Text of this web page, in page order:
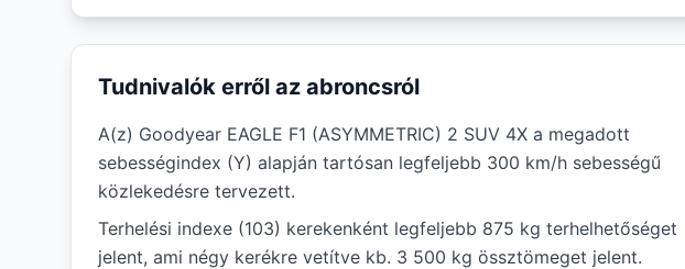
Tudnivalók erről az abroncsról
A(z) Goodyear EAGLE F1 (ASYMMETRIC) 2 SUV 4X a megadott
sebességindex (Y) alapján tartósan legfeljebb 300 km/h sebességű
közlekedésre tervezett.
Terhelési indexe (103) kerekenként legfeljebb 875 kg terhelhetőséget
jelent, ami négy kerékre vetítve kb. 3 500 kg össztömeget jelent.